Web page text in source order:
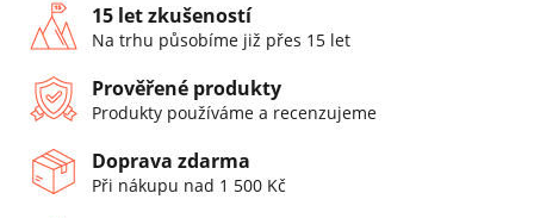
15 let zkušeností
Na trhu působíme již přes 15 let
Prověřené produkty
Produkty používáme a recenzujeme
Doprava zdarma
Při nákupu nad 1 500 Kč